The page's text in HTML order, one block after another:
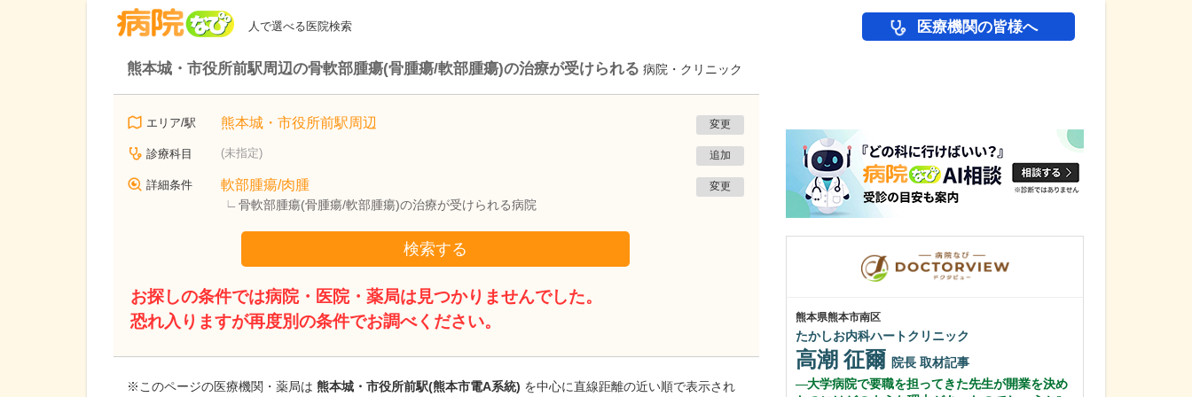
人で選べる医院検索 医療機関の皆様へ
熊本城・市役所前駅周辺の骨軟部腫瘍(骨腫瘍/軟部腫瘍)の治療が受けられる 病院・クリニック
エリア/駅 熊本城・市役所前駅周辺 変更
診療科目 (未指定) 追加
詳細条件 軟部腫瘍/肉腫
骨軟部腫瘍(骨腫瘍/軟部腫瘍)の治療が受けられる病院
変更
検索する
お探しの条件では病院・医院・薬局は見つかりませんでした。
恐れ入りますが再度別の条件でお調べください。
※このページの医療機関・薬局は 熊本城・市役所前駅(熊本市電A系統) を中心に直線距離の近い順で表示され
熊本県熊本市南区
たかしお内科ハートクリニック
高潮 征爾 院長 取材記事
大学病院で要職を担ってきた先生が開業を決め
秋本 修志
医師を志したきっかけと、外科を専攻された理